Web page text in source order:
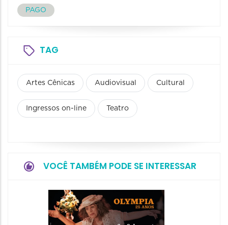
PAGO
TAG
Artes Cênicas Audiovisual Cultural
Ingressos on-line Teatro
VOCÊ TAMBÉM PODE SE INTERESSAR